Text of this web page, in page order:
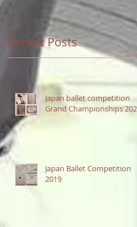
Recent Posts
Japan ballet competition
Grand Championships 2020
Japan Ballet Competition
2019